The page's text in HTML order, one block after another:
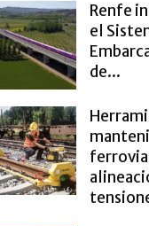
Renfe
el
de...